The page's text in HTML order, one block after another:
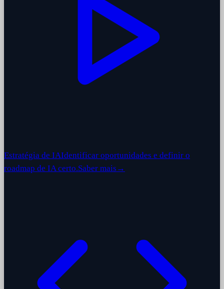
Estratégia de IAIdentificar oportunidades e definir o
roadmap de IA certo.Saber mais →